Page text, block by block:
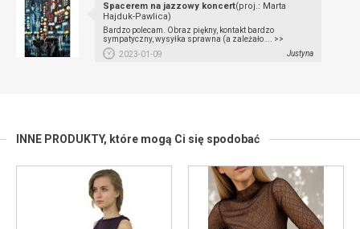
Spacerem na jazzowy koncert(proj.: Marta
Hajduk-Pawlica)
Bardzo polecam. Obraz piękny, kontakt bardzo
sympatyczny, wysyłka sprawna (a zależało ... >>
2023-01-09
Justyna
INNE PRODUKTY, które mogą Ci się spodobać